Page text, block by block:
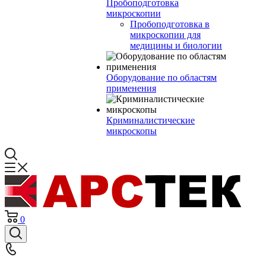
Пробоподготовка
микроскопии
Пробоподготовка в
микроскопии для
медицины и биологии
Оборудование по областям
применения
Криминалистические
микроскопы
0